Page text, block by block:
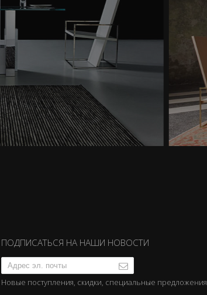
ПОДПИСАТЬСЯ НА НАШИ НОВОСТИ
Новые поступления, скидки, специальные предложения